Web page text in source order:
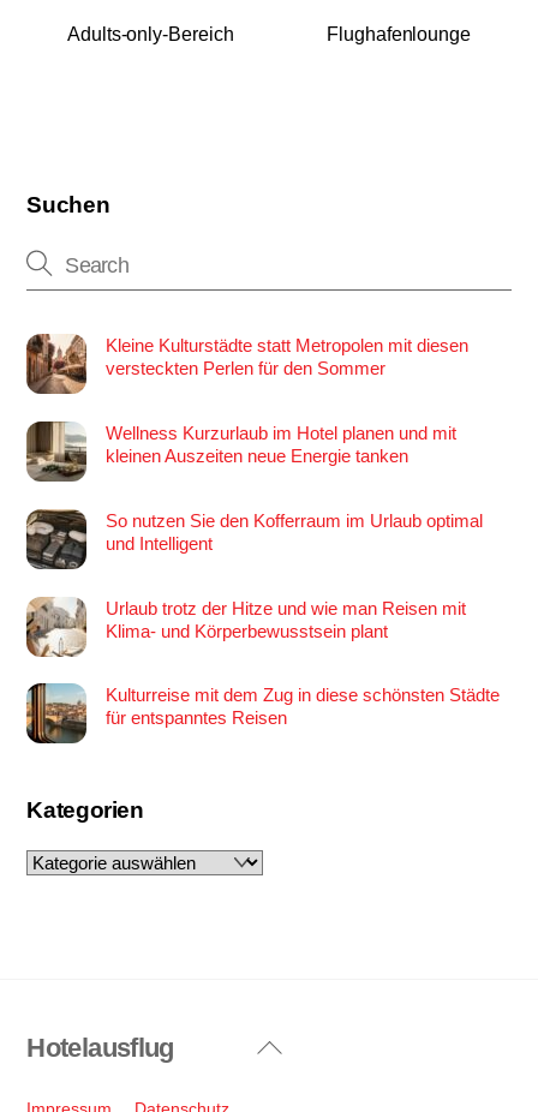
Adults-only-Bereich Flughafenlounge
Suchen
Kleine Kulturstädte statt Metropolen mit diesen
versteckten Perlen für den Sommer
Wellness Kurzurlaub im Hotel planen und mit
kleinen Auszeiten neue Energie tanken
So nutzen Sie den Kofferraum im Urlaub optimal
und Intelligent
Urlaub trotz der Hitze und wie man Reisen mit
Klima- und Körperbewusstsein plant
Kulturreise mit dem Zug in diese schönsten Städte
für entspanntes Reisen
Kategorien
Kategorien
Back
Hotelausflug